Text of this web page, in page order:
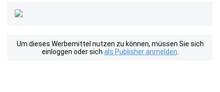
Um dieses Werbemittel nutzen zu können, müssen Sie sich
einloggen oder sich als Publisher anmelden